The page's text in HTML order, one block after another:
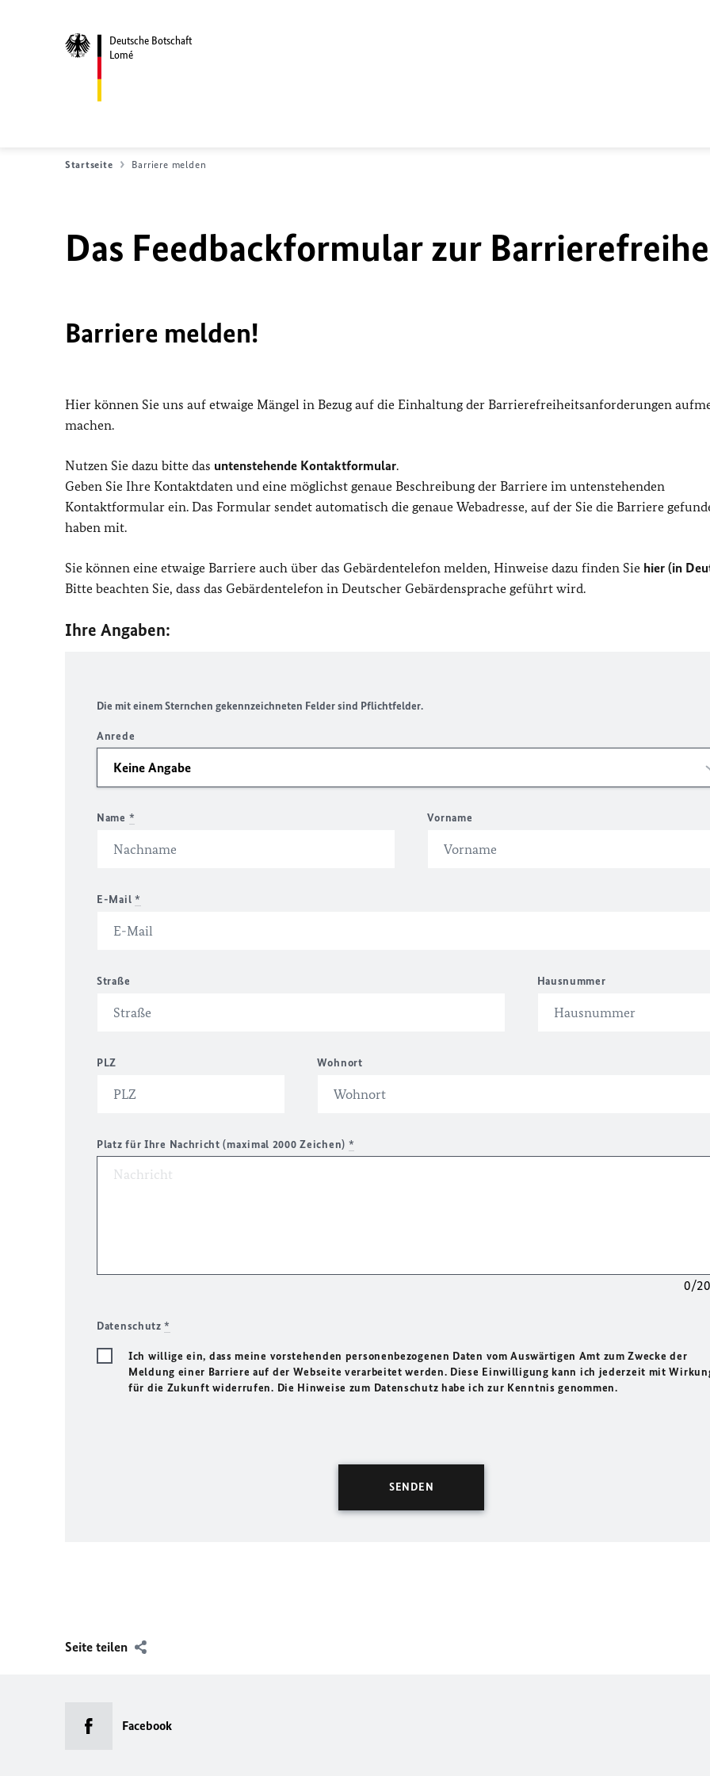
Deutsche Botschaft
Lomé
Startseite Barriere melden
Das Feedbackformular zur
Barriere melden!
Hier können Sie uns auf etwaige Mängel in Bezug auf die Einhaltung der Barrierefreiheitsanforderungen
machen.
Nutzen Sie dazu bitte das untenstehende Kontaktformular.
Geben Sie Ihre Kontaktdaten und eine möglichst genaue Beschreibung der Barriere im untenstehenden
Kontaktformular ein. Das Formular sendet automatisch die genaue Webadresse, auf der Sie die Barriere
haben mit.
Sie können eine etwaige Barriere auch über das Gebärdentelefon melden, Hinweise dazu finden Sie hier (in
Bitte beachten Sie, dass das Gebärdentelefon in Deutscher Gebärdensprache geführt wird.
Ihre Angaben:
Die mit einem Sternchen gekennzeichneten Felder sind Pflichtfelder.
Anrede
Name * Vorname
E-Mail *
Straße Hausnummer
PLZ Wohnort
Platz für Ihre Nachricht (maximal 2000 Zeichen) *
0/
Datenschutz*
Ich willige ein, dass meine vorstehenden personenbezogenen Daten vom Auswärtigen Amt zum Zwecke der
Meldung einer Barriere auf der Webseite verarbeitet werden. Diese Einwilligung kann ich jederzeit mit
für die Zukunft widerrufen. Die Hinweise zum Datenschutz habe ich zur Kenntnis genommen.
Seite teilen
Facebook